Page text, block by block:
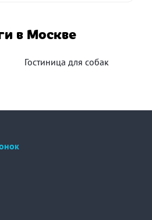
в Москве
Гостиница для собак